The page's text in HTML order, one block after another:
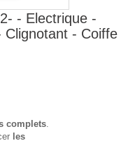
- Electrique -
Clignotant - Coiffe
complets.
les